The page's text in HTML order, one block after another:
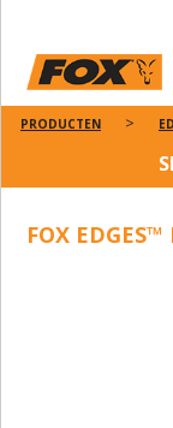
PRODUCTEN
FOX EDGES™